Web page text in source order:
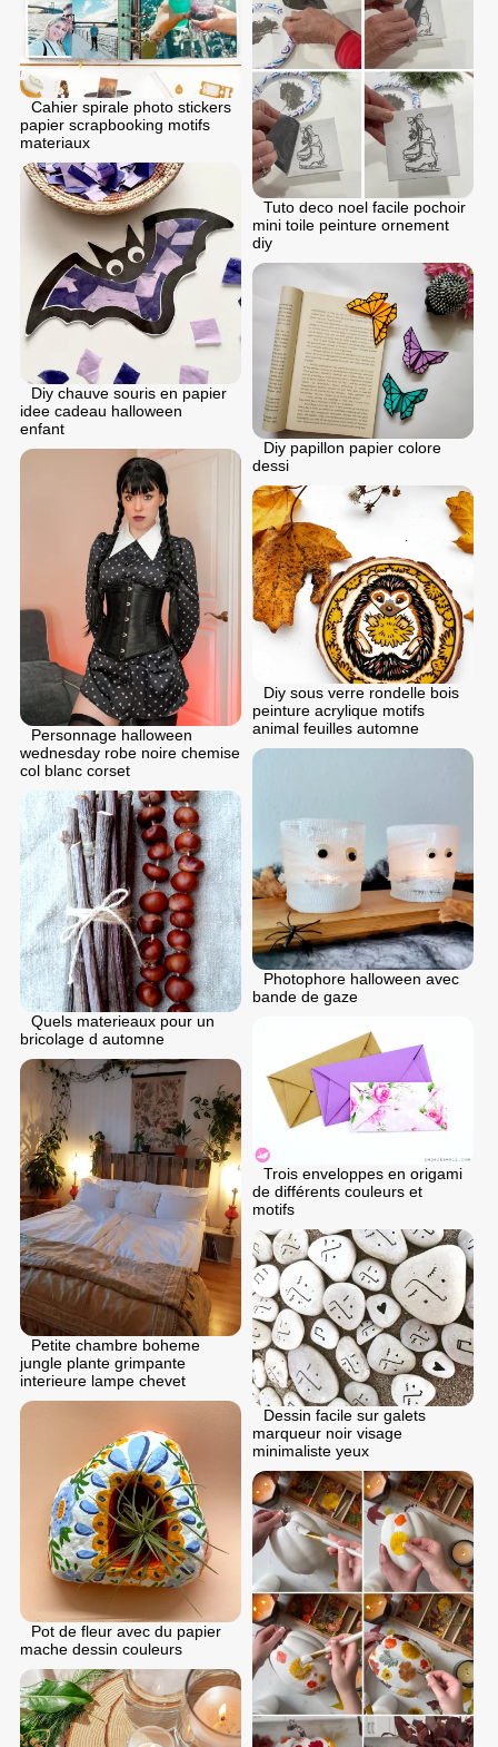
Tuto deco noel facile pochoir
mini toile peinture ornement
diy
Cahier spirale photo stickers
papier scrapbooking motifs
materiaux
Diy chauve souris en papier
idee cadeau halloween
enfant
Diy papillon papier colore
dessi
Personnage halloween
wednesday robe noire chemise
col blanc corset
Diy sous verre rondelle bois
peinture acrylique motifs
animal feuilles automne
Photophore halloween avec
bande de gaze
Quels materieaux pour un
bricolage d automne
Trois enveloppes en origami
de différents couleurs et
motifs
Petite chambre boheme
jungle plante grimpante
interieure lampe chevet
Dessin facile sur galets
marqueur noir visage
minimaliste yeux
Pot de fleur avec du papier
mache dessin couleurs